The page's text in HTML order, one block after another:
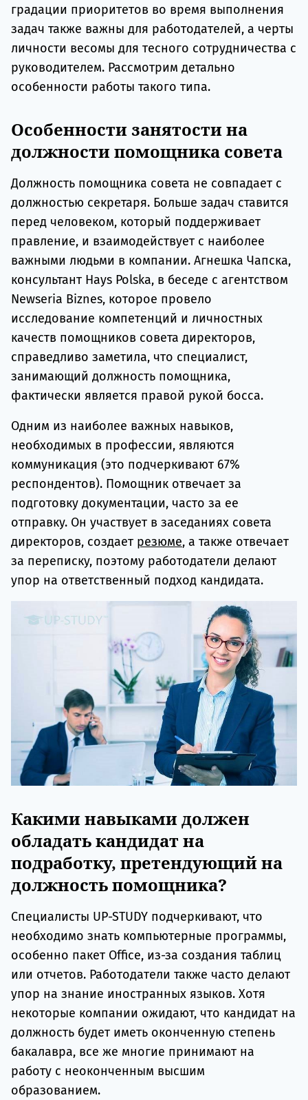
градации приоритетов во время выполнения
задач также важны для работодателей, а черты
личности весомы для тесного сотрудничества с
руководителем. Рассмотрим детально
особенности работы такого типа.
Особенности занятости на
должности помощника совета
Должность помощника совета не совпадает с
должностью секретаря. Больше задач ставится
перед человеком, который поддерживает
правление, и взаимодействует с наиболее
важными людьми в компании. Агнешка Чапска,
консультант Hays Polska, в беседе с агентством
Newseria Biznes, которое провело
исследование компетенций и личностных
качеств помощников совета директоров,
справедливо заметила, что специалист,
занимающий должность помощника,
фактически является правой рукой босса.
Одним из наиболее важных навыков,
необходимых в профессии, являются
коммуникация (это подчеркивают 67%
респондентов). Помощник отвечает за
подготовку документации, часто за ее
отправку. Он участвует в заседаниях совета
директоров, создает резюме, а также отвечает
за переписку, поэтому работодатели делают
упор на ответственный подход кандидата.
Какими навыками должен
обладать кандидат на
подработку, претендующий на
должность помощника?
Специалисты UP-STUDY подчеркивают, что
необходимо знать компьютерные программы,
особенно пакет Office, из-за создания таблиц
или отчетов. Работодатели также часто делают
упор на знание иностранных языков. Хотя
некоторые компании ожидают, что кандидат на
должность будет иметь оконченную степень
бакалавра, все же многие принимают на
работу с неоконченным высшим
образованием.